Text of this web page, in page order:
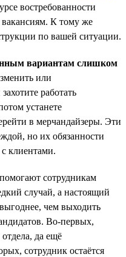
востребованности
К тому же
по вашей ситуации.
вариантам слишком
или
работать
устанете
в мерчандайзеры. Эти
но их обязанности
клиентами.
сотрудникам
случай, а настоящий
чем выходить
Во-первых,
да ещё
сотрудник остаётся